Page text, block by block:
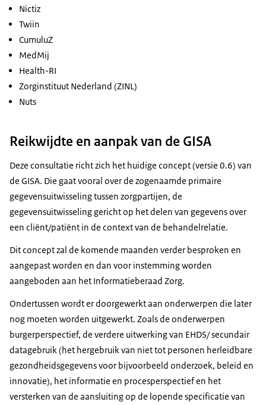
Nictiz
Twiin
CumuluZ
MedMij
Health-RI
Zorginstituut Nederland (ZINL)
Nuts
Reikwijdte en aanpak van de GISA
Deze consultatie richt zich het huidige concept (versie 0.6) van
de GISA. Die gaat vooral over de zogenaamde primaire
gegevensuitwisseling tussen zorgpartijen, de
gegevensuitwisseling gericht op het delen van gegevens over
een cliënt/patiënt in de context van de behandelrelatie.
Dit concept zal de komende maanden verder besproken en
aangepast worden en dan voor instemming worden
aangeboden aan het Informatieberaad Zorg.
Ondertussen wordt er doorgewerkt aan onderwerpen die later
nog moeten worden uitgewerkt. Zoals de onderwerpen
burgerperspectief, de verdere uitwerking van EHDS/ secundair
datagebruik (het hergebruik van niet tot personen herleidbare
gezondheidsgegevens voor bijvoorbeeld onderzoek, beleid en
innovatie), het informatie en procesperspectief en het
versterken van de aansluiting op de lopende specificatie van